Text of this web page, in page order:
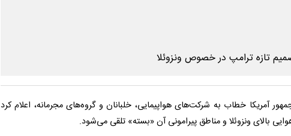
آمریکا خطاب به شرکت‌های هواپیمایی، خلبانان و گروه‌های مجرمانه، اعلام کرد
بالای ونزوئلا و مناطق پیرامونی آن «بسته» تلقی می‌شود.